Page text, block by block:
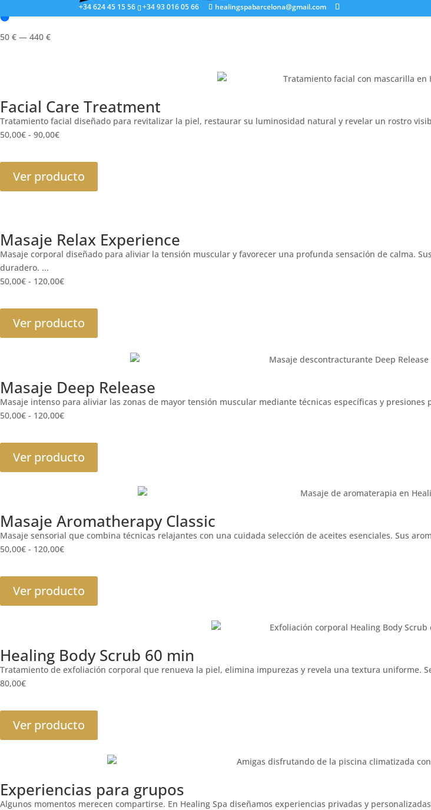
+34 624 45 15 56 +34 93 016 05 66 healingspabarcelona@gmail.com
50 € — 440 €
Facial Care Treatment
Tratamiento facial diseñado para revitalizar la piel, restaurar su luminosidad natural y revelar un rostro
50,00€ - 90,00€
Ver producto
Masaje Relax Experience
Masaje corporal diseñado para aliviar la tensión muscular y favorecer una profunda sensación de calma.
duradero. ...
50,00€ - 120,00€
Ver producto
Masaje Deep Release
Masaje intenso para aliviar las zonas de mayor tensión muscular mediante técnicas específicas y
50,00€ - 120,00€
Ver producto
Masaje Aromatherapy Classic
Masaje sensorial que combina técnicas relajantes con una cuidada selección de aceites esenciales. Sus
50,00€ - 120,00€
Ver producto
Healing Body Scrub 60 min
Tratamiento de exfoliación corporal que renueva la piel, elimina impurezas y revela una textura
80,00€
Ver producto
Experiencias para grupos
Algunos momentos merecen compartirse. En Healing Spa diseñamos experiencias privadas y